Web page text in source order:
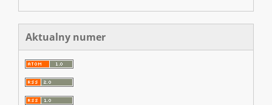
Aktualny numer